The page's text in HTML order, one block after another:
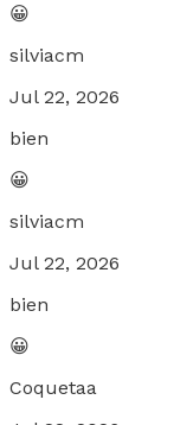
😀
silviacm
Jul 22, 2026
bien
😀
silviacm
Jul 22, 2026
bien
😀
Coquetaa